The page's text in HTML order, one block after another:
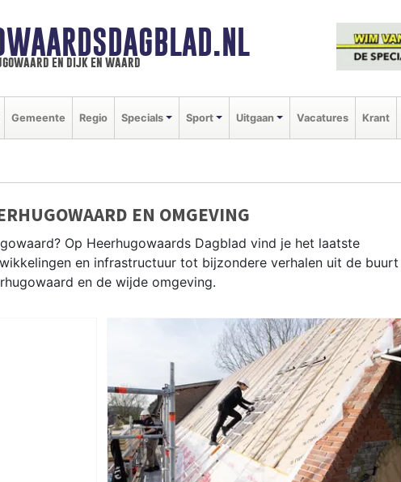
en dijk en waard
Gemeente Regio Specials Sport Uitgaan Vacatures Krant
EN OMGEVING
Op Heerhugowaards Dagblad vind je het laatste
en infrastructuur tot bijzondere verhalen uit de buurt
en de wijde omgeving.
ander en brengt dagelijks het belangrijkste lokale nieuws uit